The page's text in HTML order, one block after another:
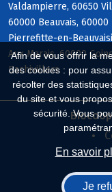
Afin de vous offrir la
des cookies : pour
récolter des
du site et vous
sécurité. Vous
En savoir
Je
Valdampierre, 60650
60000 Beauvais, 60000
Pierrefitte-en-
Aux Marais, 60000
Bachivillers